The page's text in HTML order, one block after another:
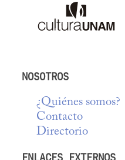
NOSOTROS
¿Quiénes somos?
Contacto
Directorio